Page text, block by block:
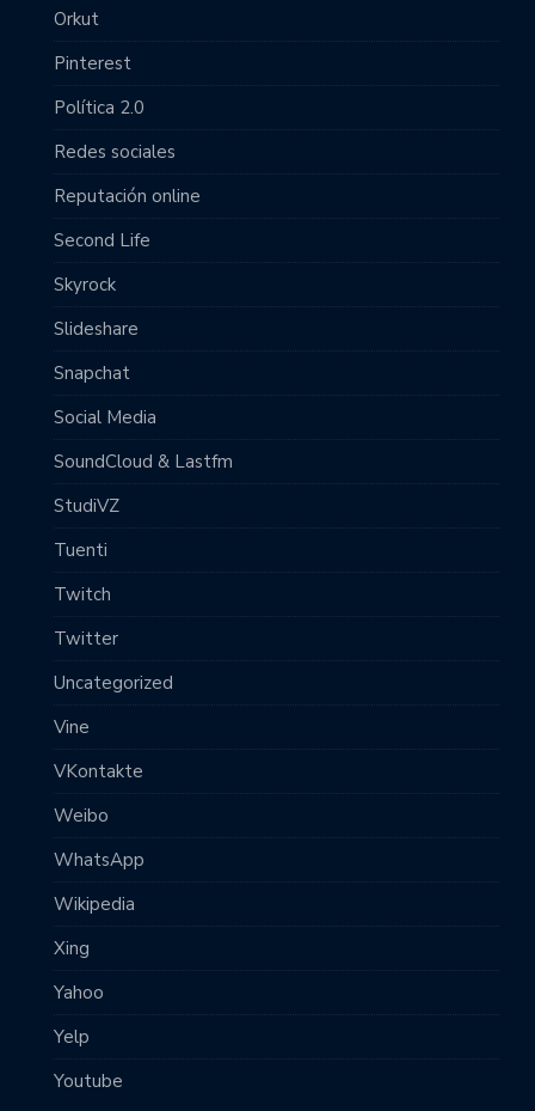
Orkut
Pinterest
Política 2.0
Redes sociales
Reputación online
Second Life
Skyrock
Slideshare
Snapchat
Social Media
SoundCloud & Lastfm
StudiVZ
Tuenti
Twitch
Twitter
Uncategorized
Vine
VKontakte
Weibo
WhatsApp
Wikipedia
Xing
Yahoo
Yelp
Youtube